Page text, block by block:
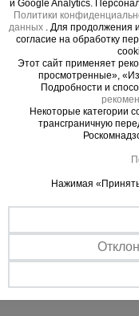
форм за минимальное
Прочность
Стальной каркас
и Google Analytics.
Политики
данных . Для продолжения
согласие на обработку
Этот сайт применяет
просмотренные»,
Подробности и
Некоторые категории
трансграничную
Нажимая